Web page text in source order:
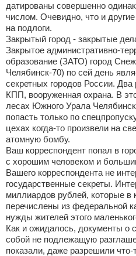
датированы совершенно
числом. Очевидно, что и
на подлоги.
Закрытый город - закрытые
Закрытое административно-
образование (ЗАТО) город
Челябинск-70) по сей день
секретных городов России.
КПП, вооруженная охрана. В
лесах Южного Урала
попасть только по
цехах когда-то произвели на
атомную бомбу.
Ваш корреспондент попал в
с хорошим человеком и
Вашего корреспондента не
государственные секреты.
миллиардов рублей, которые в
перечислены из федеральной
нужды жителей этого
Как и ожидалось, документы о
собой не подлежащую
показали, даже разрешили что-